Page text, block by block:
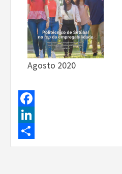
Agosto 2020
Facebook
LinkedIn
Share